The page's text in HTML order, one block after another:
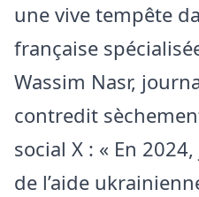
une vive tempête
française
Wassim Nasr,
contredit
social X : « En
de l’aide